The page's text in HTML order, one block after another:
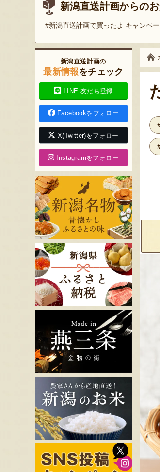
新潟直送計画からの
#新潟直送計画で買ったよ キャンペ
新潟直送計画の
最新情報をチェック
LINE 友だち登録
Facebookをフォロー
X(Twitter)をフォロー
Instagramをフォロー